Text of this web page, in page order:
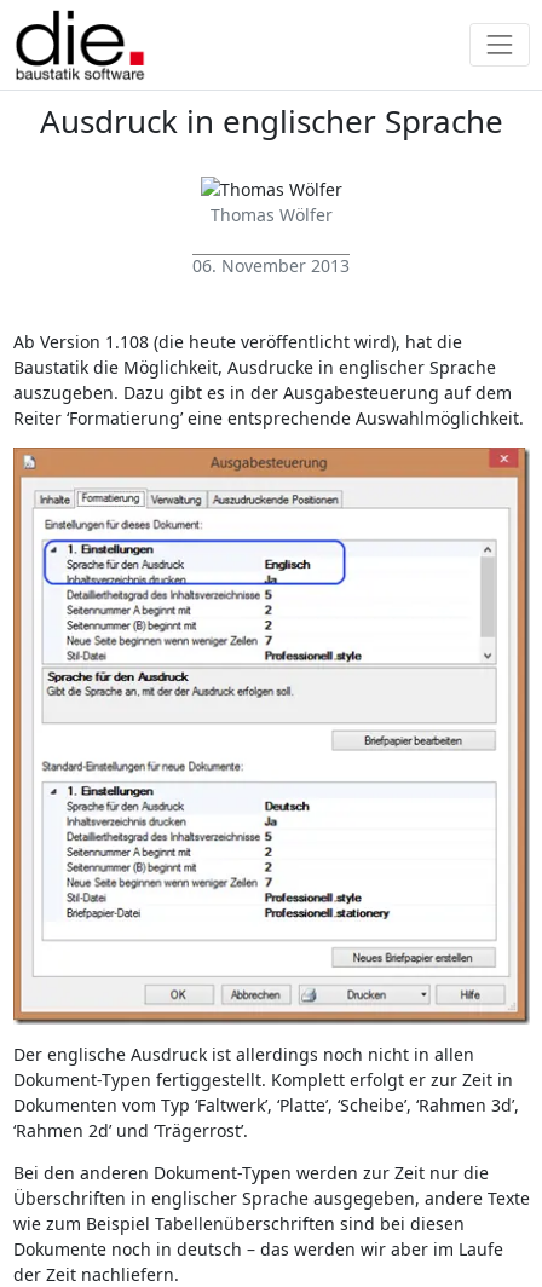
Ausdruck in englischer Sprache
Thomas Wölfer
06. November 2013
Ab Version 1.108 (die heute veröffentlicht wird), hat die
Baustatik die Möglichkeit, Ausdrucke in englischer Sprache
auszugeben. Dazu gibt es in der Ausgabesteuerung auf dem
Reiter ‘Formatierung’ eine entsprechende Auswahlmöglichkeit.
Der englische Ausdruck ist allerdings noch nicht in allen
Dokument-Typen fertiggestellt. Komplett erfolgt er zur Zeit in
Dokumenten vom Typ ‘Faltwerk’, ‘Platte’, ‘Scheibe’, ‘Rahmen 3d’,
‘Rahmen 2d’ und ‘Trägerrost’.
Bei den anderen Dokument-Typen werden zur Zeit nur die
Überschriften in englischer Sprache ausgegeben, andere Texte
wie zum Beispiel Tabellenüberschriften sind bei diesen
Dokumente noch in deutsch – das werden wir aber im Laufe
der Zeit nachliefern.